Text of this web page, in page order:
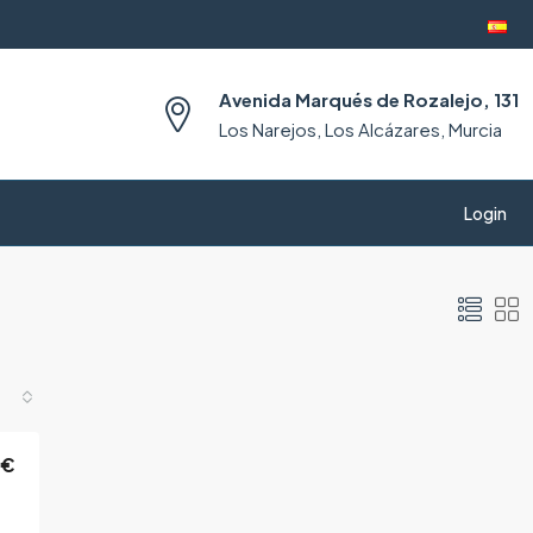
Avenida Marqués de Rozalejo, 131
Los Narejos, Los Alcázares, Murcia
Login